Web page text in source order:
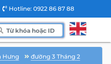
Hotline: 0922 86 87 88
Hưng
đường 3 Tháng 2